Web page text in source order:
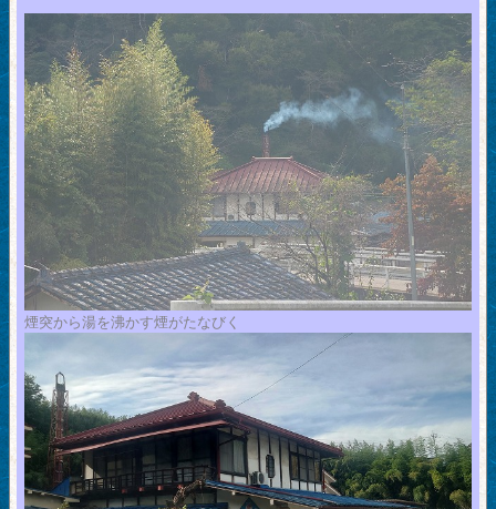
煙突から湯を沸かす煙がたなびく